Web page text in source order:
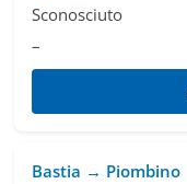
Sconosciuto
–
Bastia → Piombino